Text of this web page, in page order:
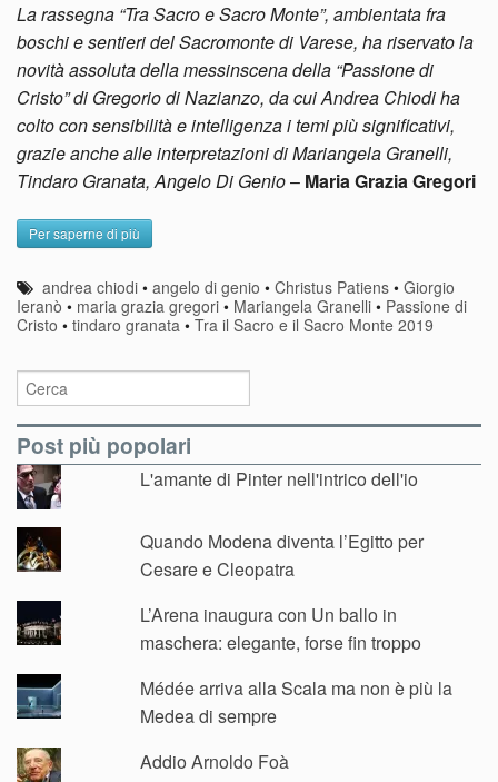
La rassegna “Tra Sacro e Sacro Monte”, ambientata fra
boschi e sentieri del Sacromonte di Varese, ha riservato la
novità assoluta della messinscena della “Passione di
Cristo” di Gregorio di Nazianzo, da cui Andrea Chiodi ha
colto con sensibilità e intelligenza i temi più significativi,
grazie anche alle interpretazioni di Mariangela Granelli,
Tindaro Granata, Angelo Di Genio– Maria Grazia Gregori
Per saperne di più
andrea chiodi •angelo di genio •Christus Patiens •Giorgio
Ieranò • maria grazia gregori • Mariangela Granelli • Passione di
Cristo • tindaro granata • Tra il Sacro e il Sacro Monte 2019
Post più popolari
L'amante di Pinter nell'intrico dell'io
Quando Modena diventa l’Egitto per
Cesare e Cleopatra
L’Arena inaugura con Un ballo in
maschera: elegante, forse fin troppo
Médée arriva alla Scala ma non è più la
Medea di sempre
Addio Arnoldo Foà